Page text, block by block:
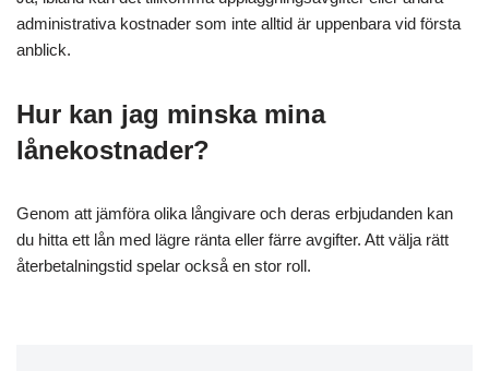
administrativa kostnader som inte alltid är uppenbara vid första
anblick.
Hur kan jag minska mina
lånekostnader?
Genom att jämföra olika långivare och deras erbjudanden kan
du hitta ett lån med lägre ränta eller färre avgifter. Att välja rätt
återbetalningstid spelar också en stor roll.